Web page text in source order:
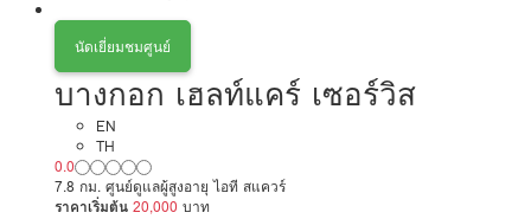
นัดเยี่ยมชมศูนย์
บางกอก เฮลท์แคร์ เซอร์วิส
EN
TH
0.0
7.8 กม. ศูนย์ดูแลผู้สูงอายุ ไอที สแควร์
ราคาเริ่มต้น 20,000 บาท